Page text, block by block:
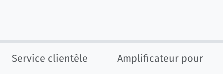
Service clientèle Amplificateur pour